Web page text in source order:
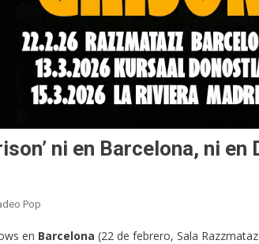
ni en Barcelona, ni
Pop
en Barcelona (22 de febrero, Sala